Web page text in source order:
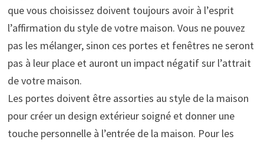
que vous choisissez doivent toujours avoir à l’esprit
l’affirmation du style de votre maison. Vous ne pouvez
pas les mélanger, sinon ces portes et fenêtres ne seront
pas à leur place et auront un impact négatif sur l’attrait
de votre maison.
Les portes doivent être assorties au style de la maison
pour créer un design extérieur soigné et donner une
touche personnelle à l’entrée de la maison. Pour les